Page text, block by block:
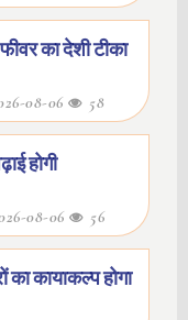
का देशी टीका
08-06 58
होगी
08-06 56
का कायाकल्प होगा